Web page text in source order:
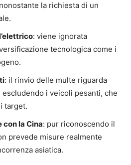
la richiesta di un
: viene ignorata
tecnologica come i
: il rinvio delle multe riguarda
i veicoli pesanti, che
target.
la Cina: pur riconoscendo il
prevede misure realmente
asiatica.